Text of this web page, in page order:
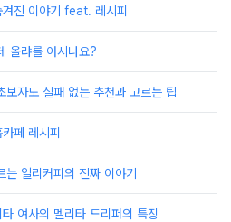
겨진 이야기 feat. 레시피
올랴를 아시나요?
보자도 실패 없는 추천과 고르는 팁
페 레시피
는 일리커피의 진짜 이야기
여사의 멜리타 드리퍼의 특징